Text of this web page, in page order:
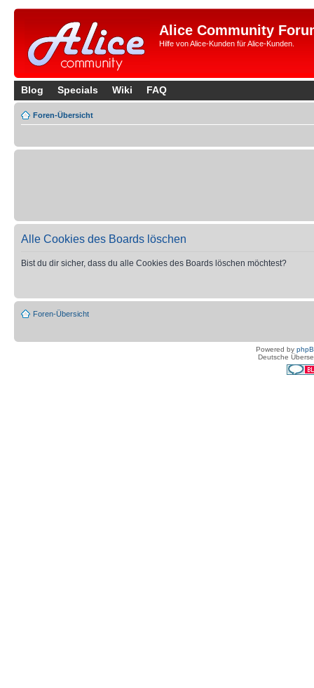
Alice Community
Hilfe von Alice-Kunden für Alice-Kunden.
Blog Specials Wiki FAQ
Foren-Übersicht
Alle Cookies des Boards löschen
Bist du dir sicher, dass du alle Cookies des Boards löschen möchtest?
Foren-Übersicht
Powered by
Deutsche